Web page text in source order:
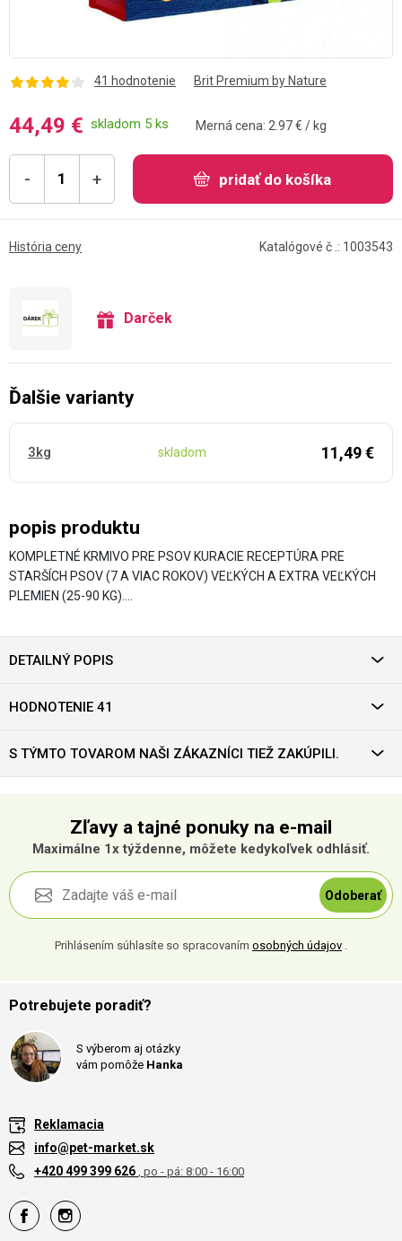
41 hodnotenie Brit Premium by Nature
popis produktu
KOMPLETNÉ KRMIVO PRE PSOV KURACIE RECEPTÚRA PRE
STARŠÍCH PSOV (7 A VIAC ROKOV) VEĽKÝCH A EXTRA VEĽKÝCH
PLEMIEN (25-90 KG).…
44,49 € skladom 5 ks Merná cena: 2.97 € / kg
- + pridať do košíka
História ceny Katalógové č .: 1003543
Darček
Ďalšie varianty
3kg skladom 11,49 €
DETAILNÝ POPIS
HODNOTENIE 41
S TÝMTO TOVAROM NAŠI ZÁKAZNÍCI TIEŽ ZAKÚPILI.
Zľavy a tajné ponuky na e-mail
Maximálne 1x týždenne, môžete kedykoľvek odhlásiť.
Odoberať
Prihlásením súhlasíte so spracovaním osobných údajov .
Potrebujete poradiť?
S výberom aj otázky
vám pomôže Hanka
Reklamacia
info@pet-market.sk
+420 499 399 626 , po - pá: 8:00 - 16:00